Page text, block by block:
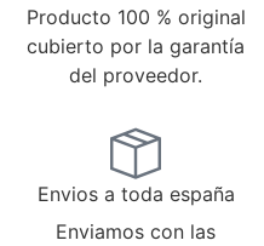
Producto 100 % original
cubierto por la garantía
del proveedor.
Envios a toda españa
Enviamos con las